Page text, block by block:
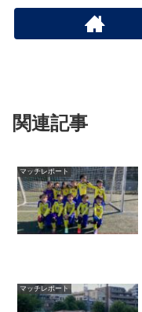
関連記事
マッチレポート
マッチレポート